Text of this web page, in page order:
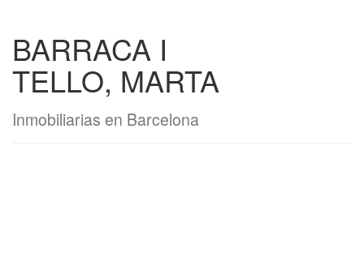
BARRACA I
TELLO, MARTA
Inmobiliarias en Barcelona